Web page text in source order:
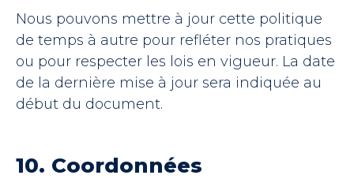
Nous pouvons mettre à jour cette politique
de temps à autre pour refléter nos pratiques
ou pour respecter les lois en vigueur. La date
de la dernière mise à jour sera indiquée au
début du document.
10. Coordonnées